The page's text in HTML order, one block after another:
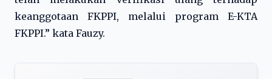
keanggotaan FKPPI, melalui program E-KTA
FKPPI.” kata Fauzy.